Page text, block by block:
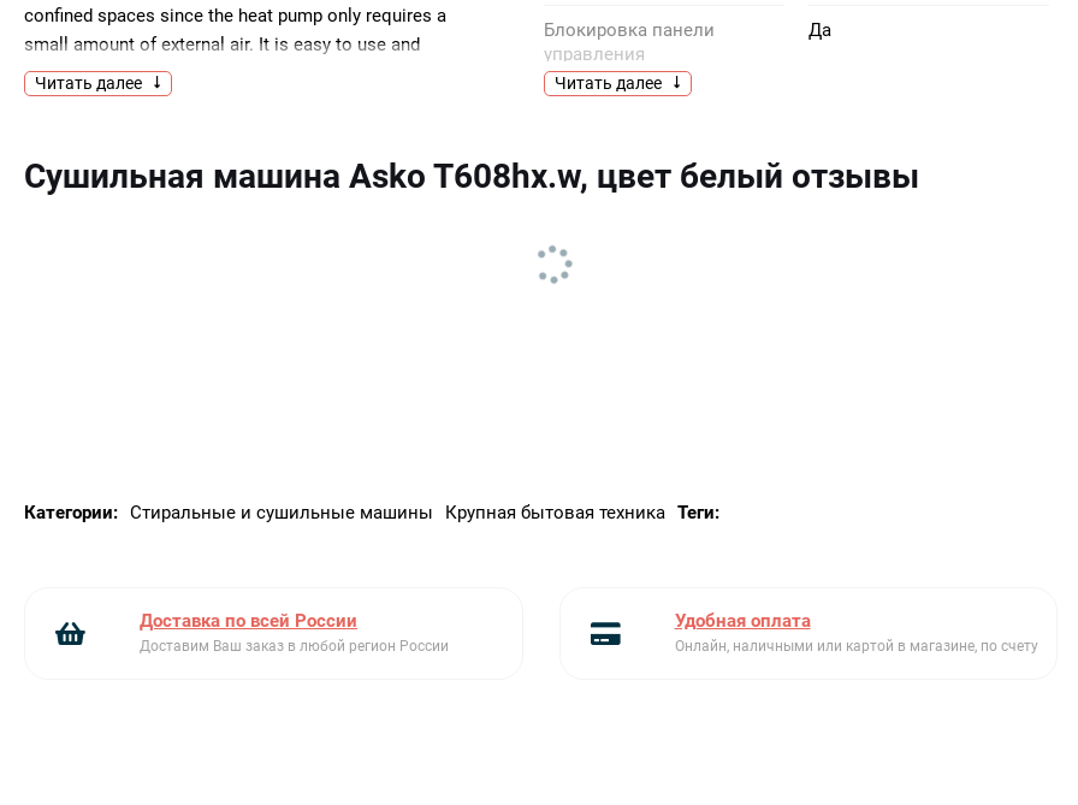
confined spaces since the heat pump only requires a
small amount of external air. It is easy to use and
you can set different dryness levels with the auto
programs, from completely dry to iron dry. 18
clothes effectively every time.
Класс энергопотребления: A+++
Читать далее
Блокировка панели
управления
Да
Диаметр загрузочного
Длина
присоединительного
2100 мм
ЕАN-код
Глубина упаковки
Индикация завершения
Да
Читать далее
Сушильная машина Asko T608hx.w, цвет белый отзывы
Категории: Стиральные и сушильные машины Крупная бытовая техника Теги:
Доставка по всей России
Доставим Ваш заказ в любой регион России
Удобная оплата
Онлайн, наличными или картой в магазине, по счету